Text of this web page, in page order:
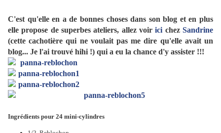
C'est qu'elle en a de bonnes choses dans son blog et en plus
elle propose de superbes ateliers, allez voirici chezSandrine
(cette cachotière qui ne voulait pas me dire qu'elle avait un
blog... Je l'ai trouvé hihi !) qui a eu la chance d'y assister !!!
Ingrédients pour 24 mini-cylindres